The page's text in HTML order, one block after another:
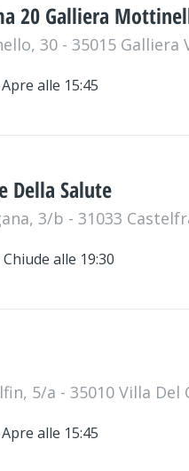
20 Galliera
30 - 35015 Galliera
alle 15:45
Della Salute
3/b - 31033
Chiude alle 19:30
5/a - 35010 Villa Del
alle 15:45